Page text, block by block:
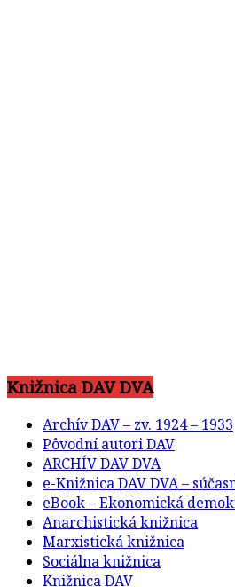
Knižnica DAV DVA
Archív DAV – zv. 1924 – 1933
Pôvodní autori DAV
ARCHÍV DAV DVA
e-Knižnica DAV DVA –
eBook – Ekonomická
Anarchistická knižnica
Marxistická knižnica
Sociálna knižnica
Knižnica DAV